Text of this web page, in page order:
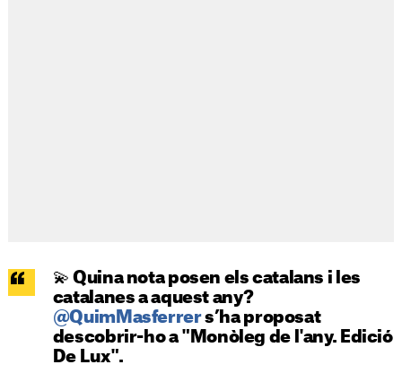
💫 Quina nota posen els catalans i les
catalanes a aquest any?
@QuimMasferrers’ha proposat
descobrir-ho a "Monòleg de l'any. Edició
De Lux".